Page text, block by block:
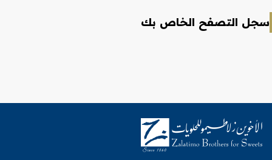
سجل التصفح الخاص بك